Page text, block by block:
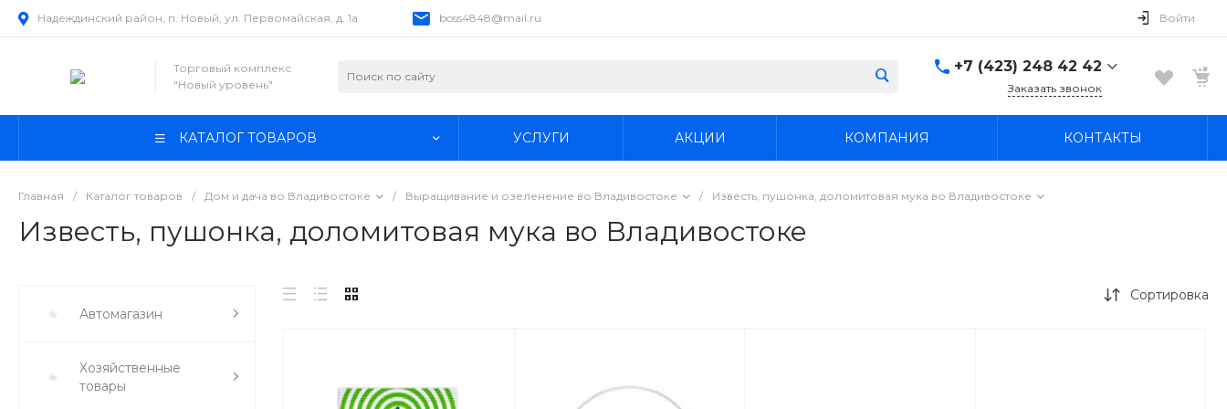
Надеждинский район, п. Новый, ул. Первомайская, д. 1а boss4848@mail.ru Войти
Торговый комплекс
"Новый уровень"
+7 (423) 248 42 42
Надеждинский район, п.
boss4848@mail.ru
Заказать звонок
КАТАЛОГ ТОВАРОВ УСЛУГИ АКЦИИ КОМПАНИЯ КОНТАКТЫ
Главная / Каталог товаров / Дом и дача во Владивостоке / Выращивание и озеленение во Владивостоке / Известь, пушонка, доломитовая мука во Владивостоке
Известь, пушонка, доломитовая мука во Владивостоке
Автомагазин
Хозяйственные
товары
Сортировка